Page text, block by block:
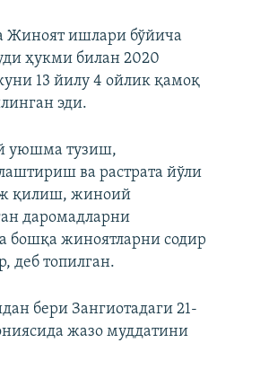
Жиноят ишлари бўйича
ҳукми билан 2020
13 йилу 4 ойлик қамоқ
эди.
уюшма тузиш,
ва растрата йўли
қилиш, жиноий
даромадларни
бошқа жиноятларни содир
деб топилган.
бери Зангиотадаги 21-
жазо муддатини